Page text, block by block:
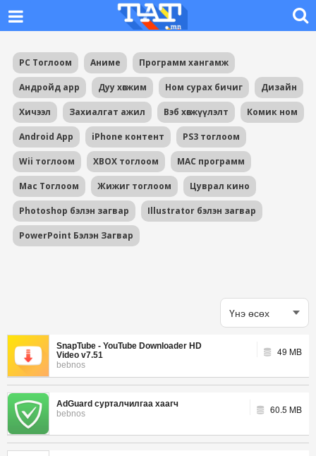
PC Тоглоом Аниме Программ хангамж
Андройд app Дуу хөгжим Ном сурах бичиг Дизайн
Хичээл Захиалгат ажил Вэб хөгжүүлэлт Комик ном
Android App iPhone контент PS3 тоглоом
Wii тоглоом XBOX тоглоом MAC программ
Mac Тоглоом Жижиг тоглоом Цуврал кино
Photoshop бэлэн загвар Illustrator бэлэн загвар
PowerPoint Бэлэн Загвар
SnapTube - YouTube Downloader HD
Video v7.51
bebnos
49 MB
AdGuard сурталчилгаа хаагч
bebnos
60.5 MB